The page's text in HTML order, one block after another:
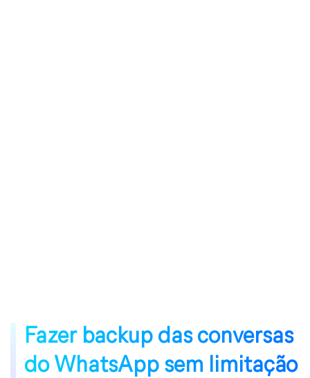
Fazer backup das conversas
do WhatsApp sem limitação